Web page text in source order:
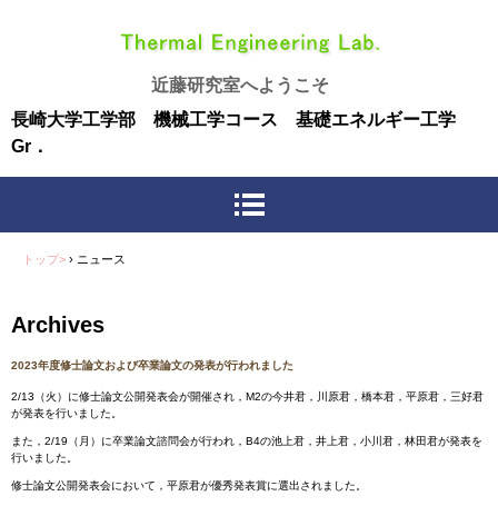
近藤研究室へようこそ
長崎大学工学部 機械工学コース 基礎エネルギー工学
Gr．
トップ> › ニュース
Archives
2023年度修士論文および卒業論文の発表が行われました
2/13（火）に修士論文公開発表会が開催され，M2の今井君，川原君，橋本君，平原君，三好君
が発表を行いました。
また，2/19（月）に卒業論文諮問会が行われ，B4の池上君，井上君，小川君，林田君が発表を
行いました。
修士論文公開発表会において，平原君が優秀発表賞に選出されました。